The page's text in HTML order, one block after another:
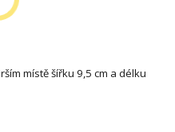
místě šířku 9,5 cm a délku